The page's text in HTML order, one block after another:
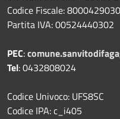
Codice Fiscale:
Partita IVA: 00524440302
PEC:
Tel: 0432808024
Codice Univoco: UFS8SC
Codice IPA: c_i405